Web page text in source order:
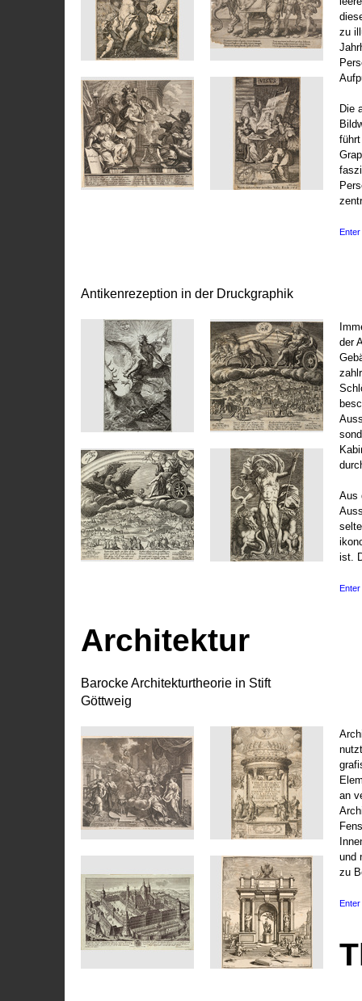
zu
Die
Enter
Antikenrezeption in der Druckgraphik
der
Aus
ist.
Enter
Architektur
Barocke Architekturtheorie in Stift
Göttweig
an
und
zu
Enter